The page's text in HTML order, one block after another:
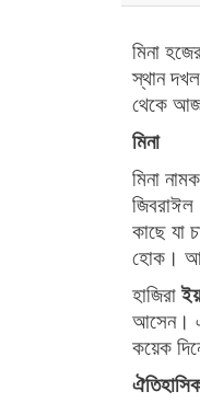
মিনা
স্থান
থেকে আজ
মিনা
মিনা
কাছে যা
হোক।
হাজিরা
আসেন।
কয়েক